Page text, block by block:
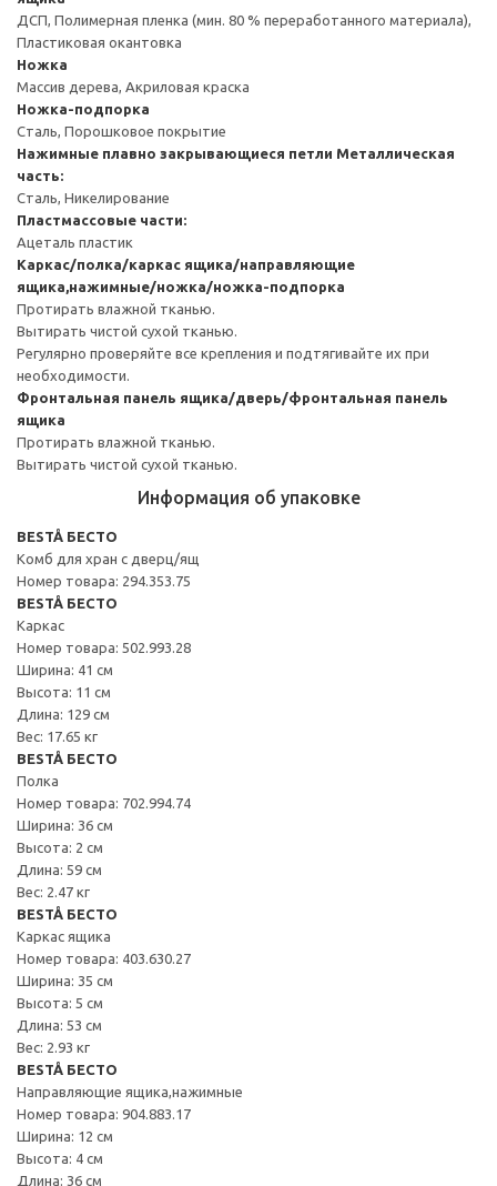
ДСП, Полимерная пленка (мин. 80 % переработанного материала),
Пластиковая окантовка
Ножка
Массив дерева, Акриловая краска
Ножка-подпорка
Сталь, Порошковое покрытие
Нажимные плавно закрывающиеся петли Металлическая
часть:
Сталь, Никелирование
Пластмассовые части:
Ацеталь пластик
Каркас/полка/каркас ящика/направляющие
ящика,нажимные/ножка/ножка-подпорка
Протирать влажной тканью.
Вытирать чистой сухой тканью.
Регулярно проверяйте все крепления и подтягивайте их при
необходимости.
Фронтальная панель ящика/дверь/фронтальная панель
ящика
Протирать влажной тканью.
Вытирать чистой сухой тканью.
Информация об упаковке
BESTÅ БЕСТО
Комб для хран с дверц/ящ
Номер товара: 294.353.75
BESTÅ БЕСТО
Каркас
Номер товара: 502.993.28
Ширина: 41 см
Высота: 11 см
Длина: 129 см
Вес: 17.65 кг
BESTÅ БЕСТО
Полка
Номер товара: 702.994.74
Ширина: 36 см
Высота: 2 см
Длина: 59 см
Вес: 2.47 кг
BESTÅ БЕСТО
Каркас ящика
Номер товара: 403.630.27
Ширина: 35 см
Высота: 5 см
Длина: 53 см
Вес: 2.93 кг
BESTÅ БЕСТО
Направляющие ящика,нажимные
Номер товара: 904.883.17
Ширина: 12 см
Высота: 4 см
Длина: 36 см